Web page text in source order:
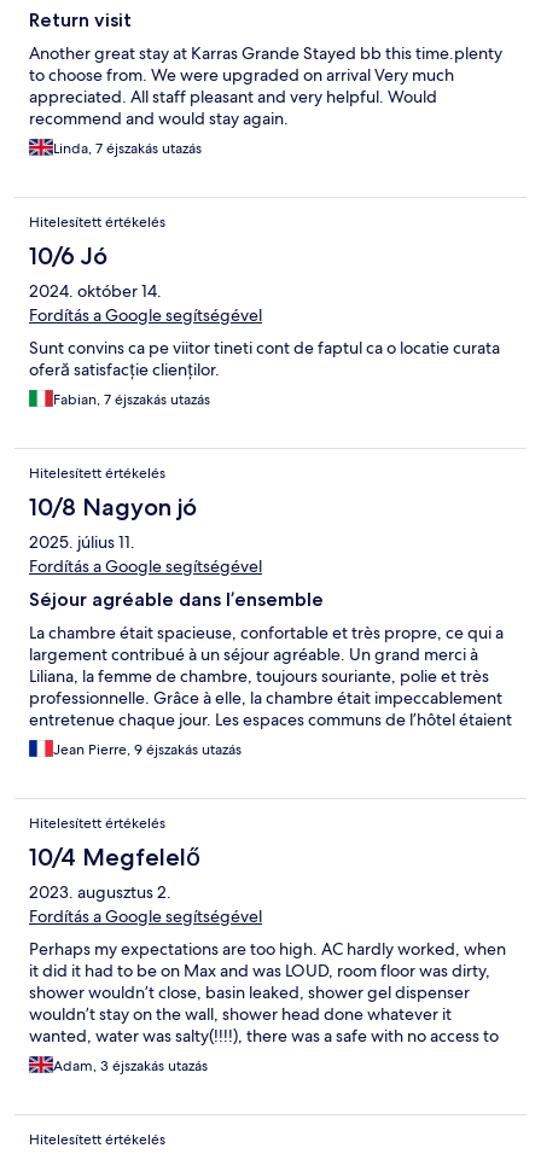
Return visit
Another great stay at Karras Grande Stayed bb this time.plenty
to choose from. We were upgraded on arrival Very much
appreciated. All staff pleasant and very helpful. Would
recommend and would stay again.
Linda, 7 éjszakás utazás
Hitelesített értékelés
10/6 Jó
2024. október 14.
Fordítás a Google segítségével
Sunt convins ca pe viitor tineti cont de faptul ca o locatie curata
oferă satisfacție clienților.
Fabian, 7 éjszakás utazás
Hitelesített értékelés
10/8 Nagyon jó
2025. július 11.
Fordítás a Google segítségével
Séjour agréable dans l’ensemble
La chambre était spacieuse, confortable et très propre, ce qui a
largement contribué à un séjour agréable. Un grand merci à
Liliana, la femme de chambre, toujours souriante, polie et très
professionnelle. Grâce à elle, la chambre était impeccablement
entretenue chaque jour. Les espaces communs de l’hôtel étaient
également bien tenus et agréables. Le petit-déjeuner, bien que
minimaliste, couvrait les essentiels sans offrir de variété
personnel aurait certainement amélioré l’expérience globale.
Enfin, il est important de noter que certains autres clients
manquaient parfois de courtoisie ou de discrétion, ce qui peut
nuire à l’ambiance générale. Bien que cela ne soit pas
directement imputable à l’établissement, cela influe tout de
même sur la qualité perçue du séjour. Dans l’ensemble, un
marge d’amélioration du côté de l’accueil et de l’atmosphère
générale.
Jean Pierre, 9 éjszakás utazás
Hitelesített értékelés
10/4 Megfelelő
2023. augusztus 2.
Fordítás a Google segítségével
Perhaps my expectations are too high. AC hardly worked, when
it did it had to be on Max and was LOUD, room floor was dirty,
shower wouldn’t close, basin leaked, shower gel dispenser
wouldn’t stay on the wall, shower head done whatever it
wanted, water was salty(!!!!), there was a safe with no access to
it, bed was hard, pillows were either like a rock or like a sponge,
iron had no ironing board, bathroom drains smelt of eggs. Only
approachable and kind.
Adam, 3 éjszakás utazás
Hitelesített értékelés